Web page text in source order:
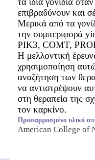
επιβραδύνουν και
Μερικά από τα
την συμπεριφορά
PIK3, COMT,
H μελλοντική
χρησιμοποίηση
αναζήτηση των
να αντιστρέψουν
στη θεραπεία της
τον καρκίνο.
Προσαρμοσμένο υλικό
American College of